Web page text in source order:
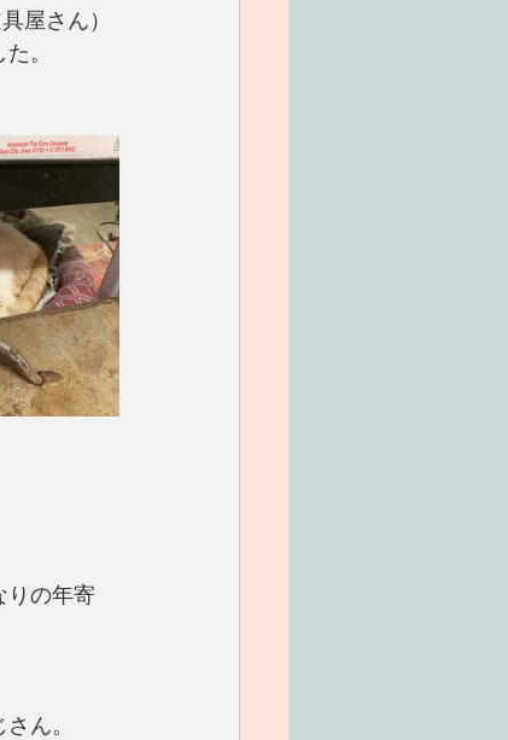
屋さん）
。
りの年寄
ん。